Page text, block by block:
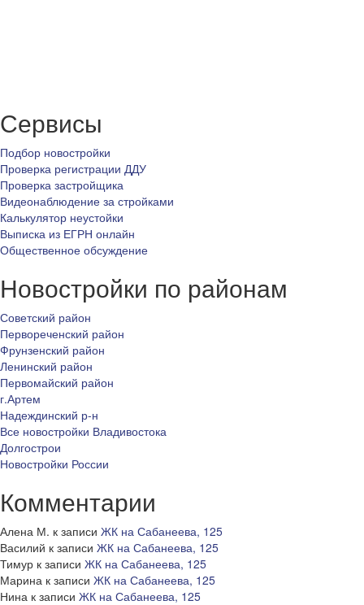
Сервисы
Подбор новостройки
Проверка регистрации ДДУ
Проверка застройщика
Видеонаблюдение за стройками
Калькулятор неустойки
Выписка из ЕГРН онлайн
Общественное обсуждение
Новостройки по районам
Советский район
Первореченский район
Фрунзенский район
Ленинский район
Первомайский район
г.Артем
Надеждинский р-н
Все новостройки Владивостока
Долгострои
Новостройки России
Комментарии
Алена М. к записи ЖК на Сабанеева, 125
Василий к записи ЖК на Сабанеева, 125
Тимур к записи ЖК на Сабанеева, 125
Марина к записи ЖК на Сабанеева, 125
Нина к записи ЖК на Сабанеева, 125